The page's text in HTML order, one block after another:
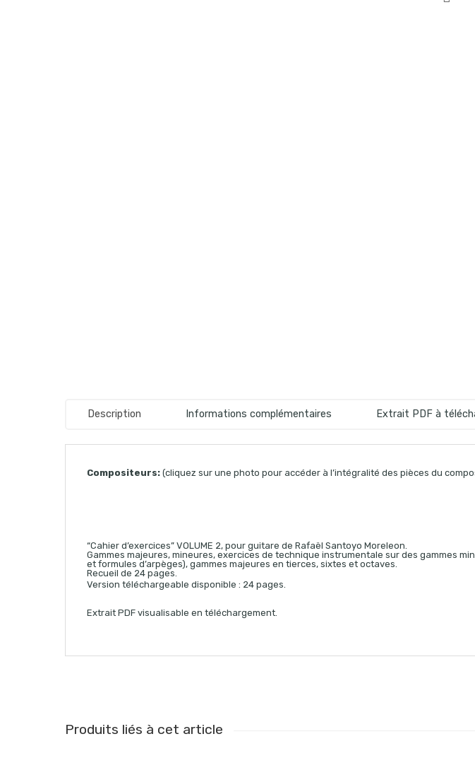
Description Informations complémentaires Extrait PDF à
Compositeurs: (cliquez sur une photo pour accéder à l’intégralité des pièces du
“Cahier d’exercices” VOLUME 2, pour guitare de Rafaël Santoyo Moreleon.
Gammes majeures, mineures, exercices de technique instrumentale sur des gammes
et formules d’arpèges), gammes majeures en tierces, sixtes et octaves.
Recueil de 24 pages.
Version téléchargeable disponible : 24 pages.
Extrait PDF visualisable en téléchargement.
Produits liés à cet article